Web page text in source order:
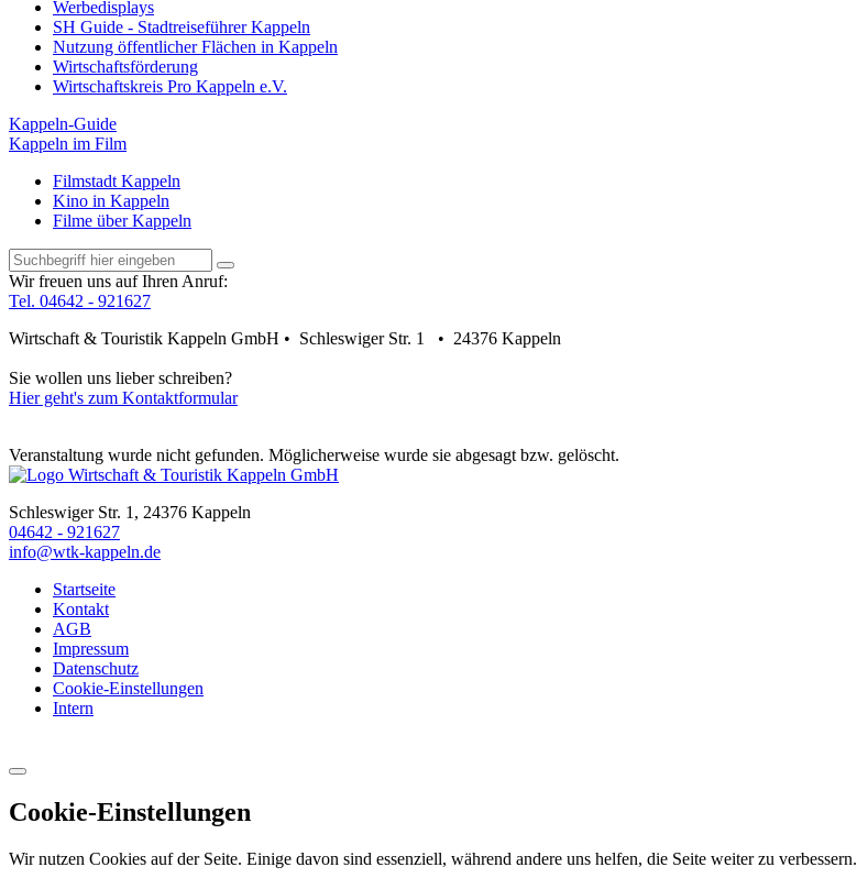
Werbedisplays
SH Guide - Stadtreiseführer Kappeln
Nutzung öffentlicher Flächen in Kappeln
Wirtschaftsförderung
Wirtschaftskreis Pro Kappeln e.V.
Kappeln-Guide
Kappeln im Film
Filmstadt Kappeln
Kino in Kappeln
Filme über Kappeln
Wir freuen uns auf Ihren Anruf:
Tel. 04642 - 921627
Wirtschaft & Touristik Kappeln GmbH • Schleswiger Str. 1 • 24376 Kappeln
Sie wollen uns lieber schreiben?
Hier geht's zum Kontaktformular
Veranstaltung wurde nicht gefunden. Möglicherweise wurde sie abgesagt bzw. gelöscht.
Schleswiger Str. 1, 24376 Kappeln
04642 - 921627
info@wtk-kappeln.de
Startseite
Kontakt
AGB
Impressum
Datenschutz
Cookie-Einstellungen
Intern
Cookie-Einstellungen
Wir nutzen Cookies auf der Seite. Einige davon sind essenziell, während andere uns helfen, die Seite weiter zu verbessern.